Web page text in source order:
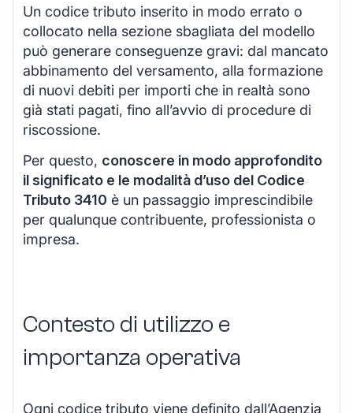
Un codice tributo inserito in modo errato o
collocato nella sezione sbagliata del modello
può generare conseguenze gravi: dal mancato
abbinamento del versamento, alla formazione
di nuovi debiti per importi che in realtà sono
già stati pagati, fino all’avvio di procedure di
riscossione.
Per questo, conoscere in modo approfondito
il significato e le modalità d’uso del Codice
Tributo 3410 è un passaggio imprescindibile
per qualunque contribuente, professionista o
impresa.
Contesto di utilizzo e
importanza operativa
Ogni codice tributo viene definito dall’Agenzia